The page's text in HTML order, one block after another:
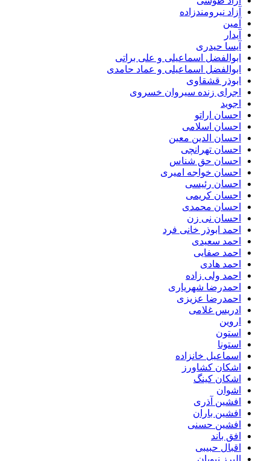
آزاد نیرومندزاده
آمین
آیدار
آیسا حیدری
ابوالفضل اسماعیلی و علی براتی
ابوالفضل اسماعیلی و عماد حامدی
ابوذر قشقاوی
اجرای زنده سیروان خسروی
اجوید
احسان اراتو
احسان اسلامی
احسان الدین معین
احسان تهرانچی
احسان حق شناس
احسان خواجه امیری
احسان رئیسی
احسان کریمی
احسان محمدی
احسان نی زن
احمد ابوذر خانی فرد
احمد سعیدی
احمد صفایی
احمد هادی
احمد ولی زاده
احمدرضا شهریاری
احمدرضا عزیزی
ادریس غلامی
اروین
استون
استونا
اسماعیل خانزاده
اشکان کشاورز
اشکان کینگ
اشوان
افشین آذری
افشین باران
افشین حسنی
افق باند
اقبال حبیبی
البرز نبویان